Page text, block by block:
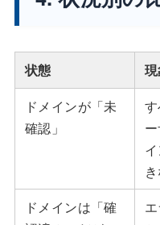
状態
ドメインが「未
確認」
ドメインは「確